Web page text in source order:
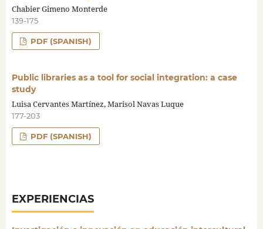
Chabier Gimeno Monterde
139-175
PDF (SPANISH)
Public libraries as a tool for social integration: a case
study
Luisa Cervantes Martínez, Marisol Navas Luque
177-203
PDF (SPANISH)
EXPERIENCIAS